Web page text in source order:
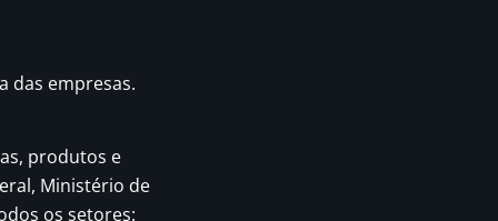
das empresas.
produtos e
Ministério de
os setores: